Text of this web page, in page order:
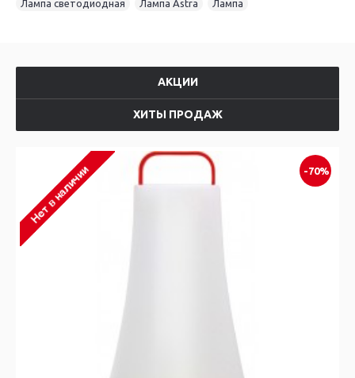
Лампа светодиодная Лампа Astra Лампа
АКЦИИ
ХИТЫ ПРОДАЖ
-70%